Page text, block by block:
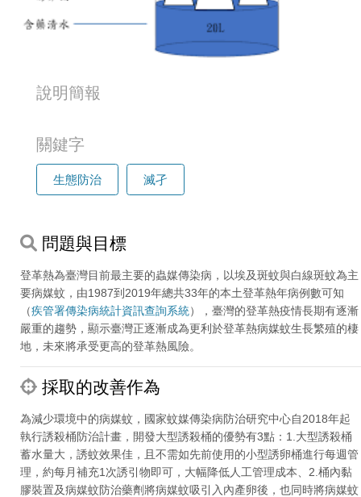
說明簡報
關鍵字
生態防治 滅孑
問題與目標
登革熱為臺灣目前最主要的蟲媒傳染病，以埃及斑蚊與白線斑蚊為主
要病媒蚊，由1987到2019年總共33年的本土登革熱年病例數可知
（疾管署傳染病統計資訊查詢系統），臺灣的登革熱疫情長期有逐漸
嚴重的趨勢，顯示臺灣正逐漸成為更利於登革熱病媒蚊生長繁殖的棲
地，未來將承受更高的登革熱風險。
採取的改善作為
為減少環境中的病媒蚊，國家蚊媒傳染病防治研究中心自2018年起
執行誘殺桶防治計畫，開發大型誘殺桶的優勢有3點：1.大型誘殺桶
蓄水量大，誘蚊效果佳，且不需如先前使用的小型誘卵桶進行每週管
理，約每月補充1次誘引物即可，大幅降低人工管理成本、2.桶內黏
膠裝置及病媒蚊防治藥劑將病媒蚊吸引入內產卵後，也同時將病媒蚊